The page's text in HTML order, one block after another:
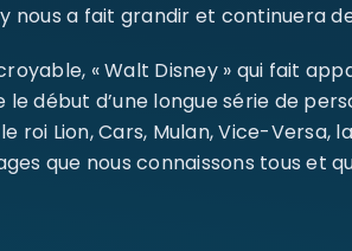
Se souvenir de moi
a fait grandir et continuera
« Walt Disney » qui fait
le début d’une longue série de
Lion, Cars, Mulan, Vice-Versa,
que nous connaissons tous et